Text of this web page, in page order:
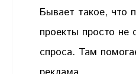
Бывает такое, что
проекты просто не
спроса. Там